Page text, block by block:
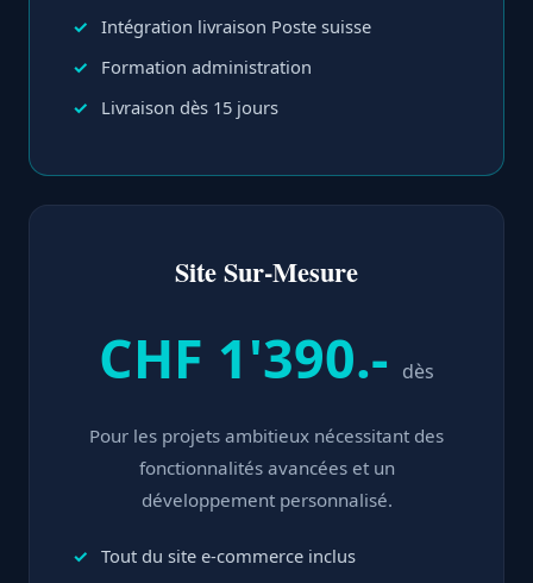
Intégration livraison Poste suisse
Formation administration
Livraison dès 15 jours
Site Sur-Mesure
CHF 1'390.- dès
Pour les projets ambitieux nécessitant des
fonctionnalités avancées et un
développement personnalisé.
Tout du site e-commerce inclus